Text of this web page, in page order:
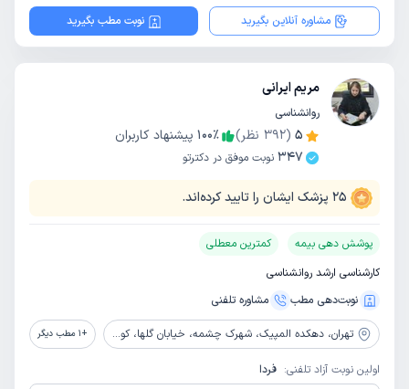
مشاوره آنلاین بگیرید نوبت مطب بگیرید
مریم ایرانی
روانشناسی
5
(
392 نظر) 100٪
پیشنهاد کاربران
347 نوبت موفق در دکترتو
25 پزشک ایشان را تایید کرده‌اند.
پوشش دهی بیمه
کمترین معطلی
کارشناسی ارشد روانشناسی
نوبت‌دهی مطب
مشاوره‌ تلفنی
تهران، دهکده المپیک، شهرک چشمه، خیابان گلها، کوچه گلایل، پلاک 7 +
1 مطب دیگر
اولین نوبت آزاد تلفنی: فردا